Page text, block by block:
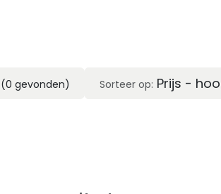
(0 gevonden) Sorteer op: Prijs -